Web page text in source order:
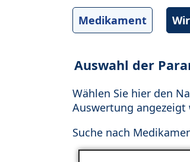
Medikament
Auswahl der
Wählen Sie hier den
Auswertung angezeigt
Suche nach